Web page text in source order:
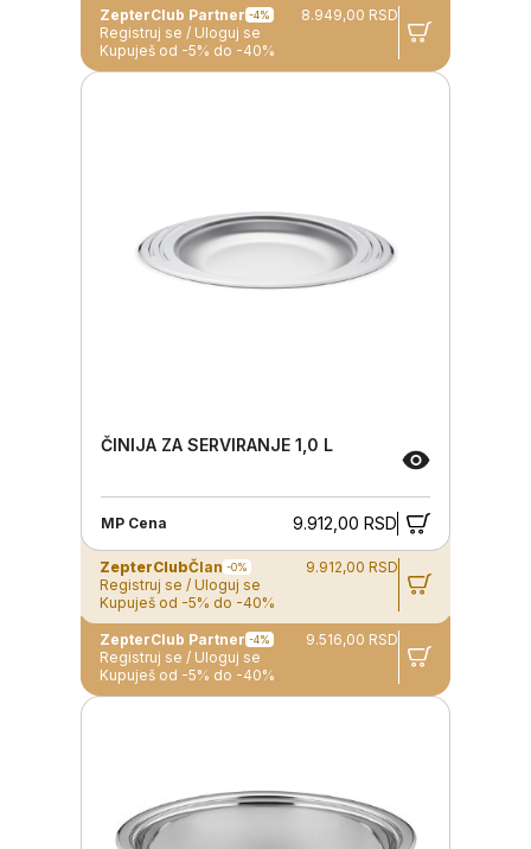
ZepterClub Partner -4%
8.949,00 RSD
Registruj se / Uloguj se
Kupuješ od -5% do -40%
ČINIJA ZA SERVIRANJE 1,0 L
MP Cena 9.912,00 RSD
ZepterClubČlan -0%
9.912,00 RSD
Registruj se / Uloguj se
Kupuješ od -5% do -40%
ZepterClub Partner -4%
9.516,00 RSD
Registruj se / Uloguj se
Kupuješ od -5% do -40%